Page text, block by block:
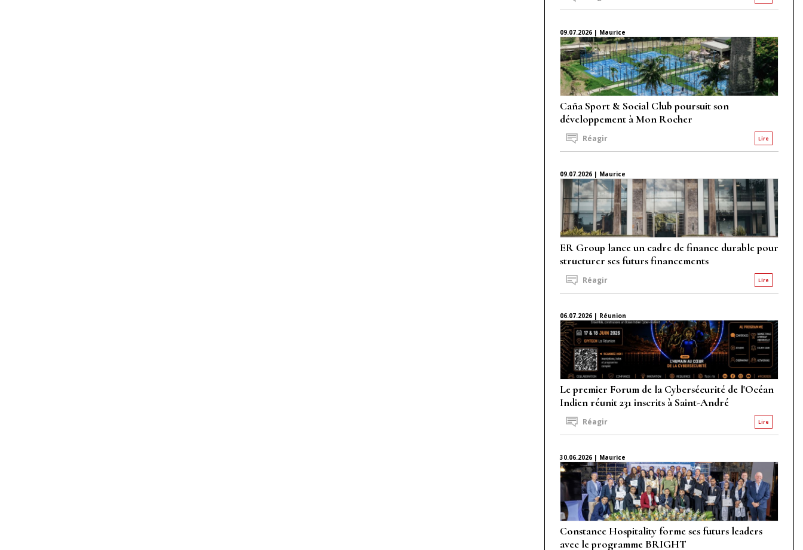
09.07.2026 | Maurice
Caña Sport & Social Club poursuit son
développement à Mon Rocher
Lire
Réagir
09.07.2026 | Maurice
ER Group lance un cadre de finance durable pour
structurer ses futurs financements
Lire
Réagir
06.07.2026 | Réunion
Le premier Forum de la Cybersécurité de l'Océan
Indien réunit 231 inscrits à Saint-André
Lire
Réagir
30.06.2026 | Maurice
Constance Hospitality forme ses futurs leaders
avec le programme BRIGHT